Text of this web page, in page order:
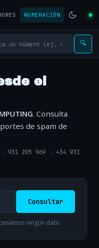
NUMERACIÓN
🔍
el
. Consulta
de spam de
· 931 205 969 · +34 931
Consultar
ningún dato.